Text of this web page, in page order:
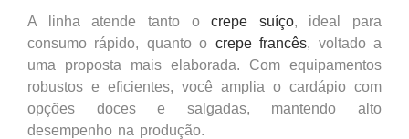
A linha atende tanto ocrepe suíço, ideal para
consumo rápido, quanto o crepe francês, voltado a
uma proposta mais elaborada. Com equipamentos
robustos e eficientes, você amplia o cardápio com
opções doces e salgadas, mantendo alto
desempenho na produção.